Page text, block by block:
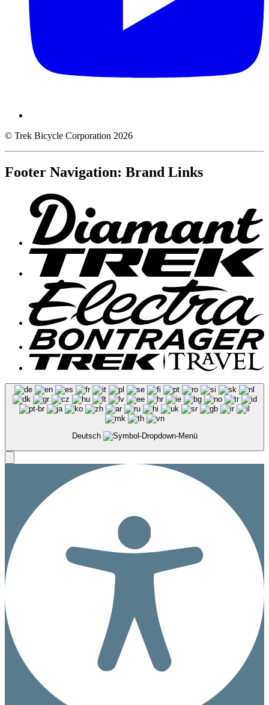
© Trek Bicycle Corporation 2026
Footer Navigation: Brand Links
Deutsch